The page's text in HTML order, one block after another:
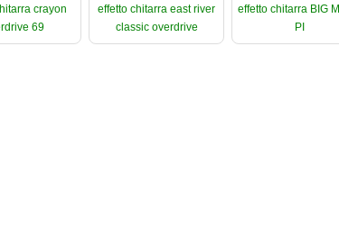
crayon
69
effetto chitarra east river
classic overdrive
effetto chitarra BIG
PI